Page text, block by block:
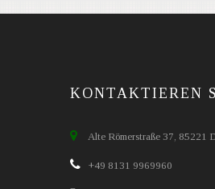
KONTAKTIEREN
Alte Römerstraße 37, 85221
+49 8131 9969960